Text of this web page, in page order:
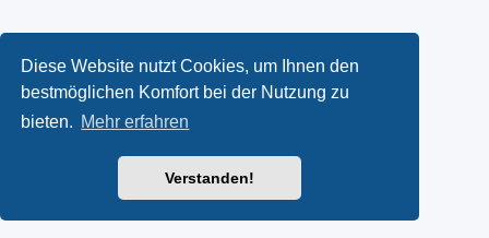
Diese Website nutzt Cookies, um Ihnen den
bestmöglichen Komfort bei der Nutzung zu
bieten. Mehr erfahren
Verstanden!